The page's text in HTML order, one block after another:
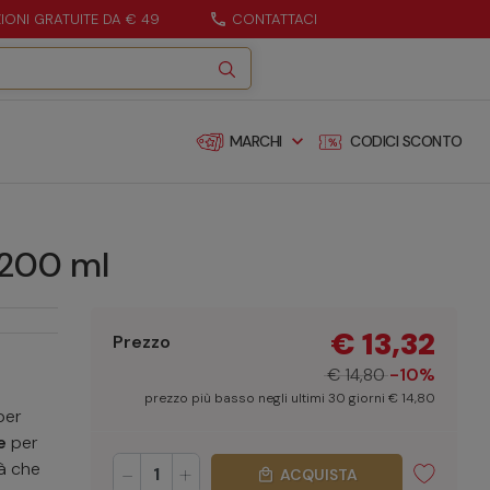
GRATUITE DA € 49 call CONTATTACI
MARCHI expand_more CODICI SCONTO
ml
per
che
€ 13,32
€ 14,80 -10%
Prezzo
prezzo più basso negli ultimi 30 giorni € 14,80
- + local_mall ACQUISTA